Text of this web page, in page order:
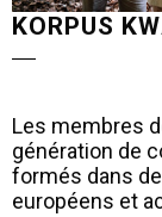
KORPUS
Les membres
génération de
formés dans
européens et